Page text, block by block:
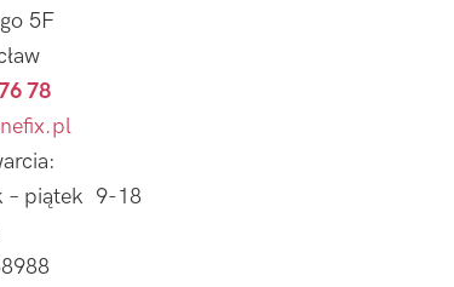
5F
78
– piątek 9-18